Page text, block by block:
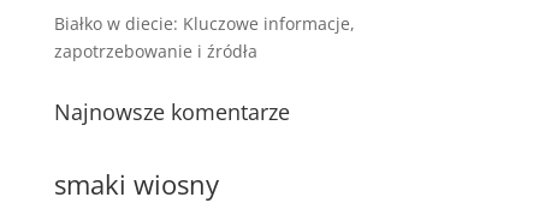
Białko w diecie: Kluczowe informacje,
zapotrzebowanie i źródła
Najnowsze komentarze
smaki wiosny